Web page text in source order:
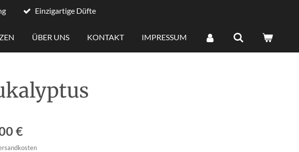
Einzigartige Düfte
ÜBER UNS KONTAKT IMPRESSUM
€